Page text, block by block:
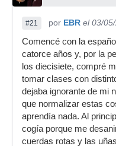
#21 por EBR el 03/
Comencé con la
catorce años y, por la
los diecisiete, compré
tomar clases con
dejaba ignorante de mi
que normalizar estas
aprendía nada. Al
cogía porque me
cuerdas rotas y las